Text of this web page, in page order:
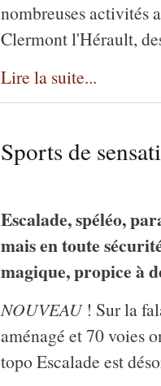
nombreuses activités
Clermont l'Hérault,
Lire la suite...
Sports de
Escalade, spéléo,
mais en toute
magique, propice à
NOUVEAU ! Sur la
aménagé et 70 voies
topo Escalade est